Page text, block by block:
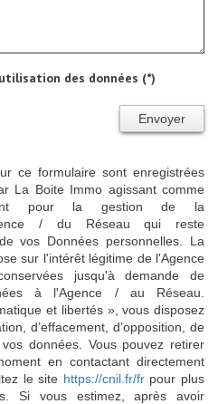
des données (*)
Envoyer
ce formulaire sont enregistrées
La Boite Immo agissant comme
pour la gestion de la
/ du Réseau qui reste
vos Données personnelles. La
sur l'intérêt légitime de l'Agence
jusqu'à demande de
à l'Agence / au Réseau.
et libertés », vous disposez
d’effacement, d’opposition, de
données. Vous pouvez retirer
en contactant directement
le site https://cnil.fr/frpour plus
Si vous estimez, après avoir